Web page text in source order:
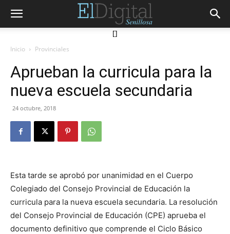
[]
Inicio Provinciales
Aprueban la curricula para la
nueva escuela secundaria
24 octubre, 2018
Esta tarde se aprobó por unanimidad en el Cuerpo
Colegiado del Consejo Provincial de Educación la
curricula para la nueva escuela secundaria. La resolución
del Consejo Provincial de Educación (CPE) aprueba el
documento definitivo que comprende el Ciclo Básico